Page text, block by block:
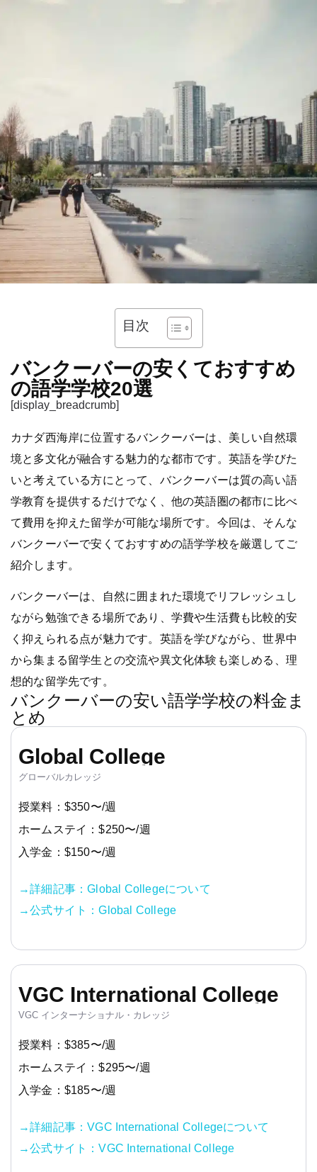
目次
バンクーバーの安くておすすめ
の語学学校20選
[display_breadcrumb]
カナダ西海岸に位置するバンクーバーは、美しい自然環
境と多文化が融合する魅力的な都市です。英語を学びた
いと考えている方にとって、バンクーバーは質の高い語
学教育を提供するだけでなく、他の英語圏の都市に比べ
て費用を抑えた留学が可能な場所です。今回は、そんな
バンクーバーで安くておすすめの語学学校を厳選してご
紹介します。
バンクーバーは、自然に囲まれた環境でリフレッシュし
ながら勉強できる場所であり、学費や生活費も比較的安
く抑えられる点が魅力です。英語を学びながら、世界中
から集まる留学生との交流や異文化体験も楽しめる、理
想的な留学先です。
バンクーバーの安い語学学校の料金ま
とめ
Global College
グローバルカレッジ
授業料：$350〜/週
ホームステイ：$250〜/週
入学金：$150〜/週
→詳細記事：Global Collegeについて
→公式サイト：Global College
VGC International College
VGC インターナショナル・カレッジ
授業料：$385〜/週
ホームステイ：$295〜/週
入学金：$185〜/週
→詳細記事：VGC International Collegeについて
→公式サイト：VGC International College